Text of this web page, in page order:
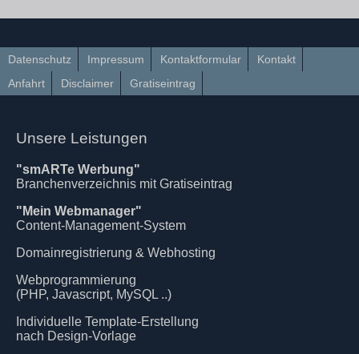
Datenschutz Impressum Kontaktformular
Kontakt
Anfahrt
Disclaimer Gratiseintrag
Unsere Leistungen
"smARTe Werbung"
Branchenverzeichnis mit Gratiseintrag
"Mein Webmanager"
Content-Management-System
Domainregistrierung & Webhosting
Webprogrammierung
(PHP, Javascript, MySQL ..)
Individuelle Template-Erstellung
nach Design-Vorlage